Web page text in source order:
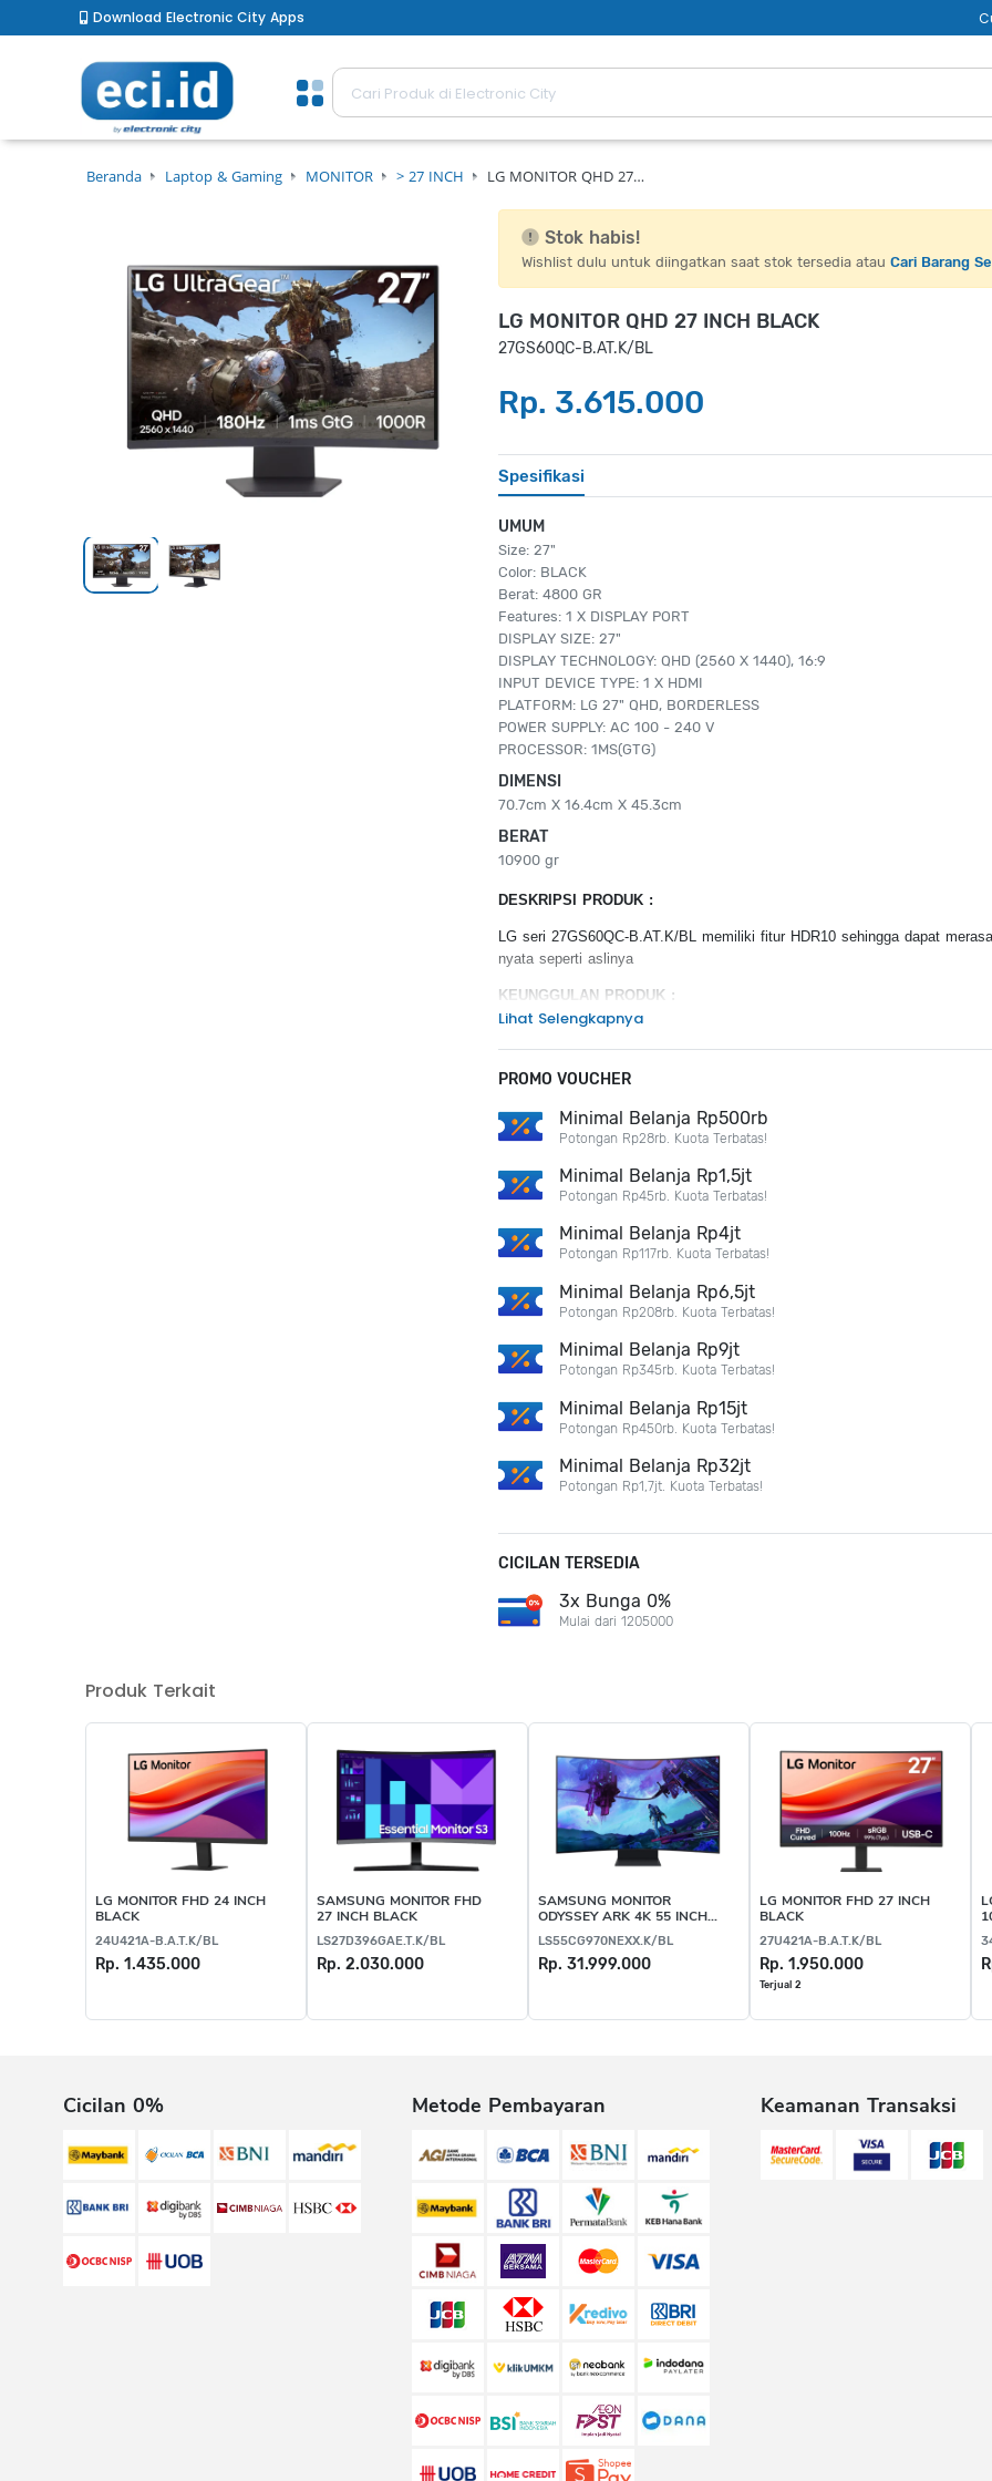
Download Electronic City Apps
Beranda Laptop & Gaming MONITOR > 27 INCH LG MONITOR QHD 27…
Stok habis!
Wishlist dulu untuk diingatkan saat stok tersedia atauCari Barang
LG MONITOR QHD 27 INCH BLACK
27GS60QC-B.AT.K/BL
Rp. 3.615.000
Spesifikasi
UMUM
Size: 27"
Color: BLACK
Berat: 4800 GR
Features: 1 X DISPLAY PORT
DISPLAY SIZE: 27"
DISPLAY TECHNOLOGY: QHD (2560 X 1440), 16:9
INPUT DEVICE TYPE: 1 X HDMI
PLATFORM: LG 27" QHD, BORDERLESS
POWER SUPPLY: AC 100 - 240 V
PROCESSOR: 1MS(GTG)
DIMENSI
70.7cm X 16.4cm X 45.3cm
BERAT
10900 gr
DESKRIPSI PRODUK :
LG seri 27GS60QC-B.AT.K/BL memiliki fitur HDR10 sehingga dapat
nyata seperti aslinya
KEUNGGULAN PRODUK :
180Hz refresh rate
1ms (GtG) response time
3-side virtually borderless design
Lihat Selengkapnya
PROMO VOUCHER
Minimal Belanja Rp500rb
Potongan Rp28rb. Kuota Terbatas!
Minimal Belanja Rp1,5jt
Potongan Rp45rb. Kuota Terbatas!
Minimal Belanja Rp4jt
Potongan Rp117rb. Kuota Terbatas!
Minimal Belanja Rp6,5jt
Potongan Rp208rb. Kuota Terbatas!
Minimal Belanja Rp9jt
Potongan Rp345rb. Kuota Terbatas!
Minimal Belanja Rp15jt
Potongan Rp450rb. Kuota Terbatas!
Minimal Belanja Rp32jt
Potongan Rp1,7jt. Kuota Terbatas!
CICILAN TERSEDIA
3x Bunga 0%
Mulai dari 1205000
Produk Terkait
LG MONITOR FHD 24 INCH
BLACK
24U421A-B.A.T.K/BL
Rp. 1.435.000
SAMSUNG MONITOR FHD
27 INCH BLACK
LS27D396GAE.T.K/BL
Rp. 2.030.000
SAMSUNG MONITOR
ODYSSEY ARK 4K 55 INCH
LS55CG970NEXX.K/BL
Rp. 31.999.000
LG MONITOR FHD 27 INCH
BLACK
27U421A-B.A.T.K/BL
Rp. 1.950.000
Terjual 2
Cicilan 0% Metode Pembayaran Keamanan Transaksi